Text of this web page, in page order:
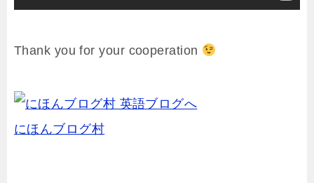
Thank you for your cooperation
にほんブログ村